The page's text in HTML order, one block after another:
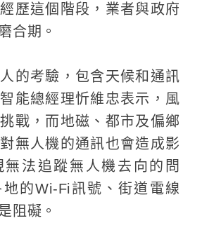
歷這個階段，業者與政府
合期。
的考驗，包含天候和通訊
能總經理忻維忠表示，風
戰，而地磁、都市及偏鄉
無人機的通訊也會造成影
無法追蹤無人機去向的問
的Wi-Fi訊號、街道電線
阻礙。